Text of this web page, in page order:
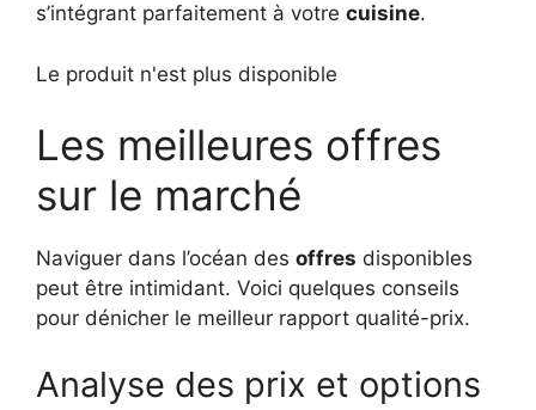
s’intégrant parfaitement à votre cuisine.
Le produit n'est plus disponible
Les meilleures offres
sur le marché
Naviguer dans l’océan des offres disponibles
peut être intimidant. Voici quelques conseils
pour dénicher le meilleur rapport qualité-prix.
Analyse des prix et options